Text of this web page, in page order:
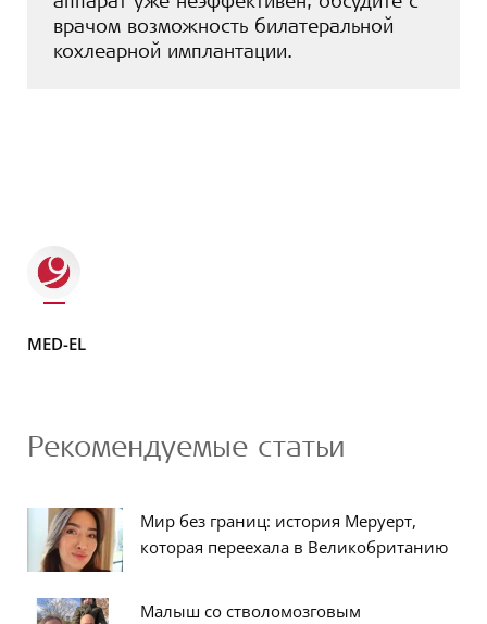
врачом возможность билатеральной
кохлеарной имплантации.
MED-EL
Рекомендуемые статьи
Мир без границ: история Меруерт,
которая переехала в Великобританию
Малыш со стволомозговым